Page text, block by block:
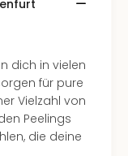
dich in vielen
für pure
Vielzahl von
Peelings
die deine